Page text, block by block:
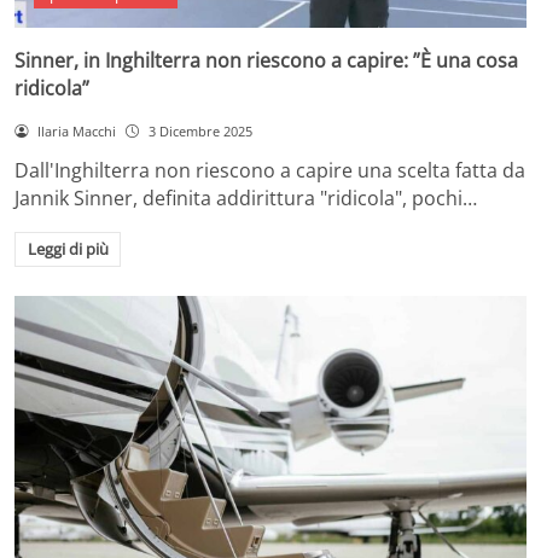
Sinner, in Inghilterra non riescono a capire: ”È una cosa
ridicola”
Ilaria Macchi 3 Dicembre 2025
Dall'Inghilterra non riescono a capire una scelta fatta da
Jannik Sinner, definita addirittura "ridicola", pochi…
Leggi di più